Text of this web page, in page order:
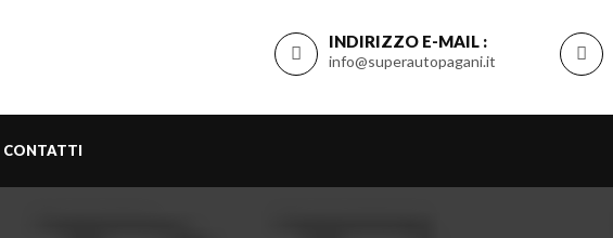
INDIRIZZO E-MAIL :
info@superautopagani.it
CONTATTI